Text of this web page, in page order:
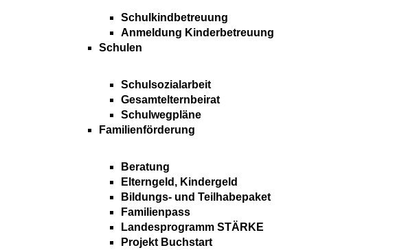
Schulkindbetreuung
Anmeldung Kinderbetreuung
Schulen
Schulsozialarbeit
Gesamtelternbeirat
Schulwegpläne
Familienförderung
Beratung
Elterngeld, Kindergeld
Bildungs- und Teilhabepaket
Familienpass
Landesprogramm STÄRKE
Projekt Buchstart